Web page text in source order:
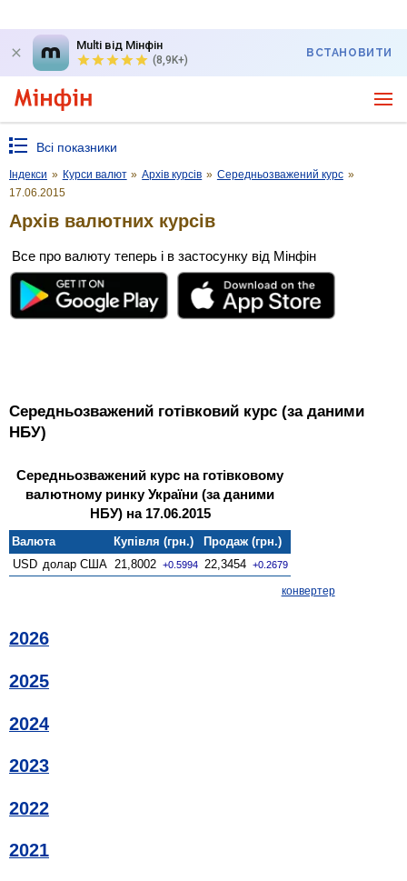
Multi від Мінфін
(8,9K+)
ВСТАНОВИТИ
Всі показники
Індекси » Курси валют » Архів курсів » Середньозважений курс »
17.06.2015
Архів валютних курсів
Все про валюту теперь і в застосунку від Мінфін
Середньозважений готівковий курс (за даними
НБУ)
Середньозважений курс на готівковому
валютному ринку України (за даними
НБУ) на 17.06.2015
Валюта Купівля (грн.)
Продаж (грн.)
USD долар США 21,8002 +0.5994 22,3454 +0.2679
конвертер
2026
2025
2024
2023
2022
2021